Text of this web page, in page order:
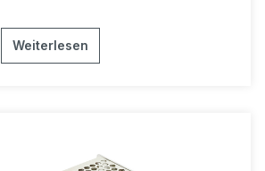
Weiterlesen